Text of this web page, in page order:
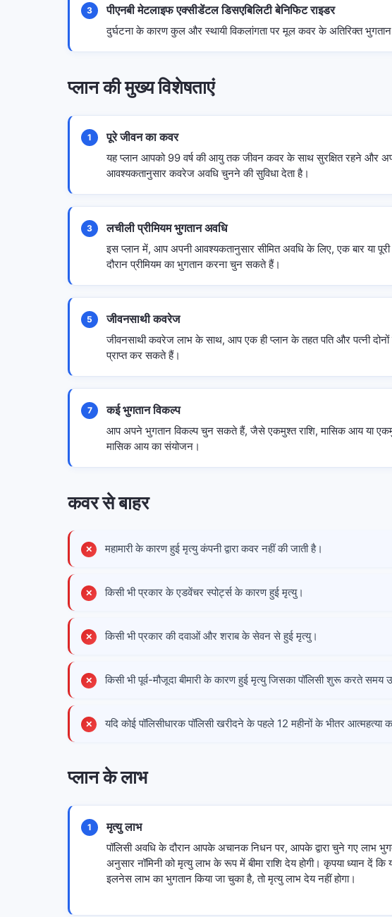
3 पीएनबी मेटलाइफ एक्सीडेंटल डिसएबिलिटी बेनिफिट राइडर
दुर्घटना के कारण कुल और स्थायी विकलांगता पर मूल कवर के अतिरिक्त भुगतान
प्लान की मुख्य विशेषताएं
1 पूरे जीवन का कवर
यह प्लान आपको 99 वर्ष की आयु तक जीवन कवर के साथ सुरक्षित रहने और
आवश्यकतानुसार कवरेज अवधि चुनने की सुविधा देता है।
3 लचीली प्रीमियम भुगतान अवधि
इस प्लान में, आप अपनी आवश्यकतानुसार सीमित अवधि के लिए, एक बार या पूरी
दौरान प्रीमियम का भुगतान करना चुन सकते हैं।
5 जीवनसाथी कवरेज
जीवनसाथी कवरेज लाभ के साथ, आप एक ही प्लान के तहत पति और पत्नी
प्राप्त कर सकते हैं।
7 कई भुगतान विकल्प
आप अपने भुगतान विकल्प चुन सकते हैं, जैसे एकमुश्त राशि, मासिक आय या
मासिक आय का संयोजन।
कवर से बाहर
महामारी के कारण हुई मृत्यु कंपनी द्वारा कवर नहीं की जाती है।
किसी भी प्रकार के एडवेंचर स्पोर्ट्स के कारण हुई मृत्यु।
किसी भी प्रकार की दवाओं और शराब के सेवन से हुई मृत्यु।
किसी भी पूर्व-मौजूदा बीमारी के कारण हुई मृत्यु जिसका पॉलिसी शुरू करते समय
यदि कोई पॉलिसीधारक पॉलिसी खरीदने के पहले 12 महीनों के भीतर आत्महत्या
प्लान के लाभ
1 मृत्यु लाभ
पॉलिसी अवधि के दौरान आपके अचानक निधन पर, आपके द्वारा चुने गए लाभ
अनुसार नॉमिनी को मृत्यु लाभ के रूप में बीमा राशि देय होगी। कृपया ध्यान दें कि
इलनेस लाभ का भुगतान किया जा चुका है, तो मृत्यु लाभ देय नहीं होगा।